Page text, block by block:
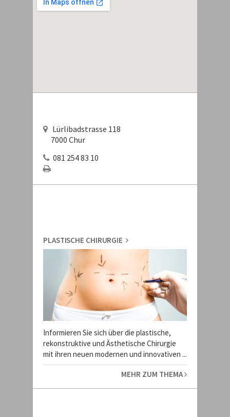
Lürlibadstrasse 118
7000 Chur
081 254 83 10
PLASTISCHE CHIRURGIE
Informieren Sie sich über die plastische,
rekonstruktive und Ästhetische Chirurgie
mit ihren neuen modernen und innovativen ...
MEHR ZUM THEMA